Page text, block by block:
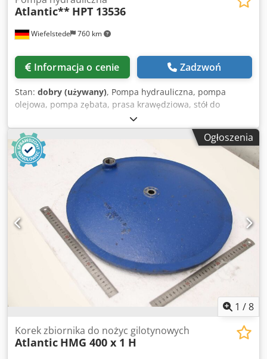
Wiefelstede 760 km
Atlantic** HPT 13536
Informacja o cenie Zadzwoń
Stan: dobry (używany), Pompa hydrauliczna, pompa
olejowa, pompa zębata, prasa krawędziowa, stół do
składania, maszyna do składania, przebijak hydrauliczny,
przebijak hydrauliczny -Część zamienna: Pompa
hydrauliczna od prasy krawędziowej Atlantic typ: HPT
13536 -Producent: Eckerle -Typ pompy: 1PF2GH3-
12/013RE07MU2 -Napęd: Loher typ 132M-4 -Moc: 7,5 kW
1440 obr/min -Wymiary: 800/370/H300 mm Dksdofpidijpfx
Aqqer -Waga 98 kg
Ogłoszenia
1 /8
Korek zbiornika do nożyc gilotynowych
Atlantic HMG 400 x 1 H